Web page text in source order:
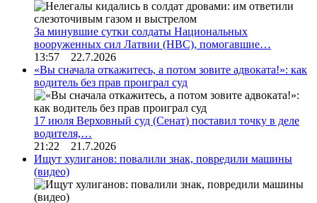
За минувшие сутки солдаты Национальных
вооруженных сил Латвии (НВС), помогавшие…
13:57 22.7.2026
«Вы сначала откажитесь, а потом зовите адвоката!»: как
водитель без прав проиграл суд
17 июля Верховный суд (Сенат) поставил точку в деле
водителя,…
21:22 21.7.2026
Ищут хулиганов: повалили знак, повредили машины
(видео)